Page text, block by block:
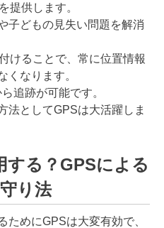
提供します。
子どもの見失い問題を解消
けることで、常に位置情報
くなります。
追跡が可能です。
法としてGPSは大活躍しま
する？GPSによる
り法
ためにGPSは大変有効で、